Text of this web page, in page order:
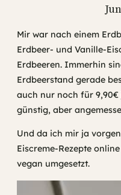
Mir war nach einem
Erdbeer- und Vanille-
Erdbeeren. Immerhin
Erdbeerstand gerade
auch nur noch für
günstig, aber
Und da ich mir ja
Eiscreme-Rezepte
vegan umgesetzt.